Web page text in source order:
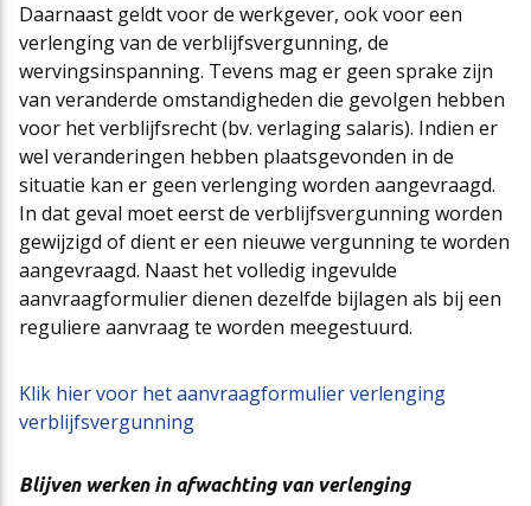
Daarnaast geldt voor de werkgever, ook voor een
verlenging van de verblijfsvergunning, de
wervingsinspanning. Tevens mag er geen sprake zijn
van veranderde omstandigheden die gevolgen hebben
voor het verblijfsrecht (bv. verlaging salaris). Indien er
wel veranderingen hebben plaatsgevonden in de
situatie kan er geen verlenging worden aangevraagd.
In dat geval moet eerst de verblijfsvergunning worden
gewijzigd of dient er een nieuwe vergunning te worden
aangevraagd. Naast het volledig ingevulde
aanvraagformulier dienen dezelfde bijlagen als bij een
reguliere aanvraag te worden meegestuurd.
Klik hier voor het aanvraagformulier verlenging
verblijfsvergunning
Blijven werken in afwachting van verlenging